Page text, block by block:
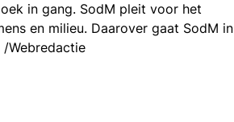
in gang. SodM pleit voor het
en milieu. Daarover gaat SodM in
Webredactie